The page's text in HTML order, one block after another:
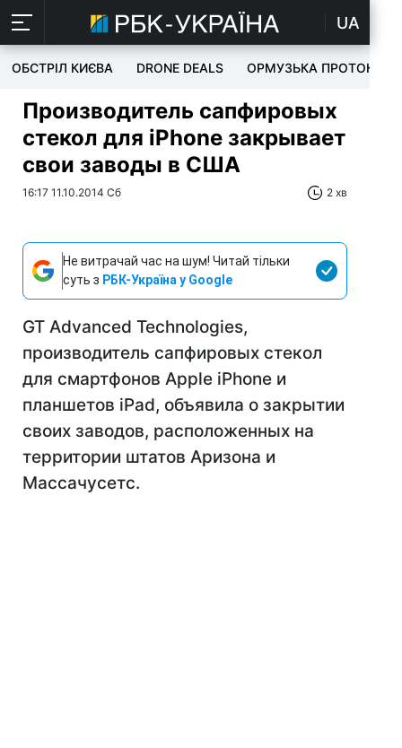
UA
ОБСТРІЛ КИЄВА DRONE DEALS ОРМУЗЬКА ПРОТОКА
Производитель сапфировых
стекол для iPhone закрывает
свои заводы в США
16:17 11.10.2014 Сб 2 хв
Не витрачай час на шум! Читай тільки
суть з РБК-Україна у Google
GT Advanced Technologies,
производитель сапфировых стекол
для смартфонов Apple iPhone и
планшетов iPad, объявила о закрытии
своих заводов, расположенных на
территории штатов Аризона и
Массачусетс.